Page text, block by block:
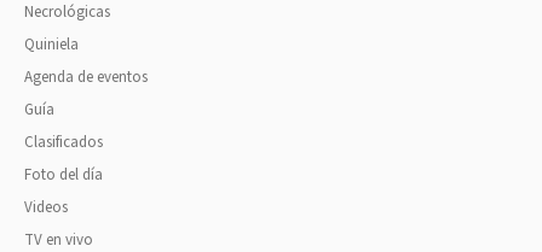
Necrológicas
Quiniela
Agenda de eventos
Guía
Clasificados
Foto del día
Videos
TV en vivo